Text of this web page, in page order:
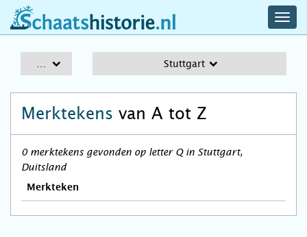
schaatshistorie.nl
Stuttgart
Merktekens van A tot Z
0 merktekens gevonden op letter Q in Stuttgart,
Duitsland
Merkteken